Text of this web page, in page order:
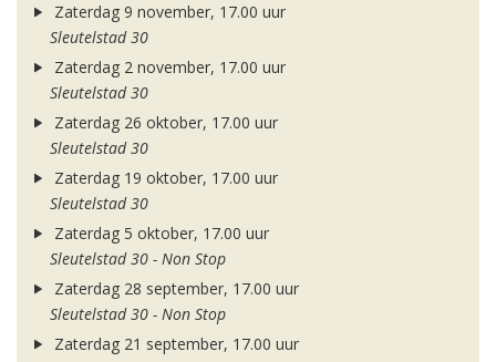
Zaterdag 9 november, 17.00 uur
Sleutelstad 30
Zaterdag 2 november, 17.00 uur
Sleutelstad 30
Zaterdag 26 oktober, 17.00 uur
Sleutelstad 30
Zaterdag 19 oktober, 17.00 uur
Sleutelstad 30
Zaterdag 5 oktober, 17.00 uur
Sleutelstad 30 - Non Stop
Zaterdag 28 september, 17.00 uur
Sleutelstad 30 - Non Stop
Zaterdag 21 september, 17.00 uur